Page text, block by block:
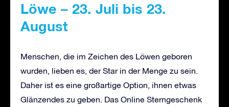
Löwe – 23. Juli bis 23.
August
Menschen, die im Zeichen des Löwen geboren
wurden, lieben es, der Star in der Menge zu sein.
Daher ist es eine großartige Option, ihnen etwas
Glänzendes zu geben. Das Online Sterngeschenk